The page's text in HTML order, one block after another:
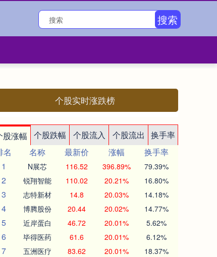
搜索
个股实时涨跌榜
股涨幅 个股跌幅 个股流入 个股流出
换手率
名
名称 最新价 涨幅
换手率
1
N展芯 116.52 396.89% 79.39%
2 锐翔智能 110.02 20.21% 16.80%
3 志特新材 14.8 20.03% 14.18%
4 博腾股份 20.44 20.02% 14.77%
5 近岸蛋白 46.72 20.01% 5.62%
6 毕得医药 61.6 20.01% 6.12%
7 五洲医疗 83.62 20.01% 18.37%